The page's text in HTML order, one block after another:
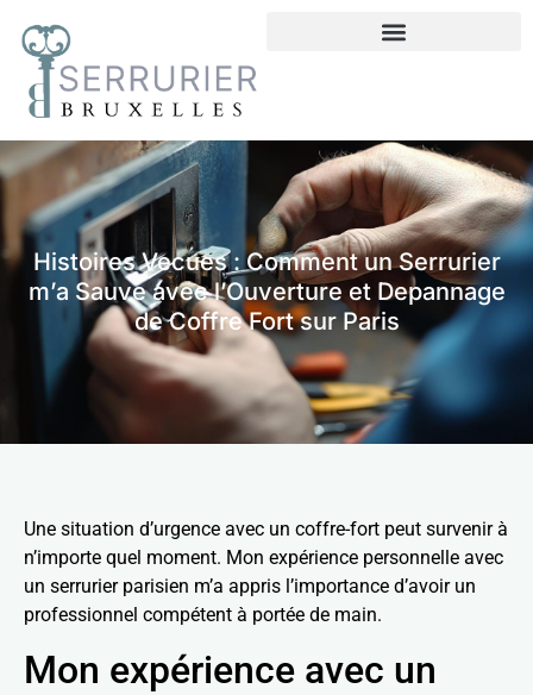
Histoires Vecues : Comment un Serrurier
m’a Sauve avec l’Ouverture et Depannage
de Coffre Fort sur Paris
Une situation d’urgence avec un coffre-fort peut survenir à
n’importe quel moment. Mon expérience personnelle avec
un serrurier parisien m’a appris l’importance d’avoir un
professionnel compétent à portée de main.
Mon expérience avec un